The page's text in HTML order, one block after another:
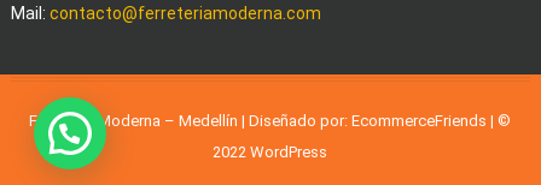
Mail: contacto@ferreteriamoderna.com
Ferreteria Moderna – Medellín | Diseñado por:EcommerceFriends | ©
2022WordPress